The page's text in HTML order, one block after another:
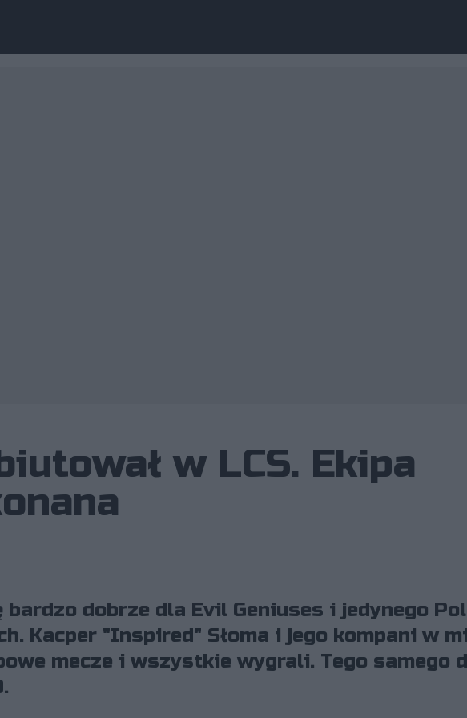
w LCS. Ekipa
bardzo dobrze dla Evil Geniuses i jedynego
Kacper "Inspired" Słoma i jego kompani w
mecze i wszystkie wygrali. Tego samego